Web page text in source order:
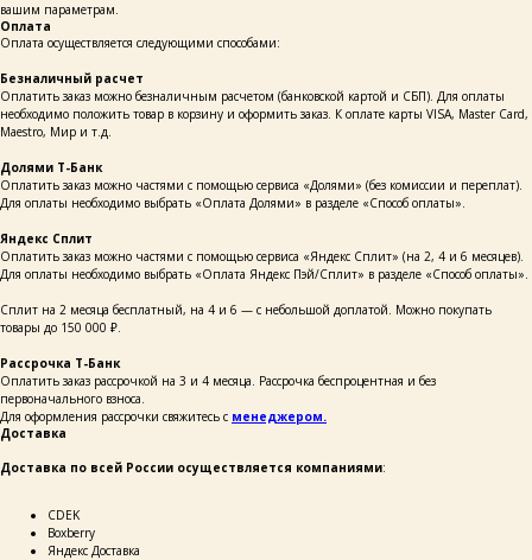
вашим параметрам.
Оплата
Оплата осуществляется следующими способами:
Безналичный расчет
Оплатить заказ можно безналичным расчетом (банковской картой и СБП). Для оплаты
необходимо положить товар в корзину и оформить заказ. К оплате карты VISA, Master Card,
Maestro, Мир и т.д.
Долями Т-Банк
Оплатить заказ можно частями с помощью сервиса «Долями» (без комиссии и переплат).
Для оплаты необходимо выбрать «Оплата Долями» в разделе «Способ оплаты».
Яндекс Сплит
Оплатить заказ можно частями с помощью сервиса «Яндекс Сплит» (на 2, 4 и 6 месяцев).
Для оплаты необходимо выбрать «Оплата Яндекс Пэй/Сплит» в разделе «Способ оплаты».
Сплит на 2 месяца бесплатный, на 4 и 6 — с небольшой доплатой. Можно покупать
товары до 150 000 ₽.
Рассрочка Т-Банк
Оплатить заказ рассрочкой на 3 и 4 месяца. Рассрочка беспроцентная и без
первоначального взноса.
Для оформления рассрочки свяжитесь с менеджером.
Доставка
Доставка по всей России осуществляется компаниями:
СDEK
Boxberry
Яндекс Доставка
ОСТАВЬТЕ СВОИ
ДАННЫЕ И МЫ СВЯЖЕМСЯ
каталог
о бренде
покупателям